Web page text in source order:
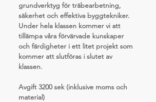
grundverktyg för träbearbetning,
säkerhet och effektiva byggtekniker.
Under hela klassen kommer vi att
tillämpa våra förvärvade kunskaper
och färdigheter i ett litet projekt som
kommer att slutföras i slutet av
klassen.
Avgift 3200 sek (inklusive moms och
material)